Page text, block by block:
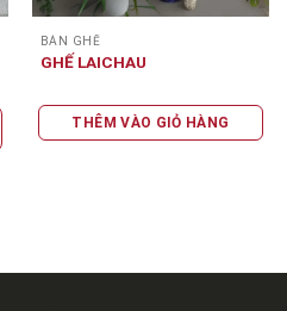
BÀN GHẾ
GHẾ LAICHAU
THÊM VÀO GIỎ HÀNG